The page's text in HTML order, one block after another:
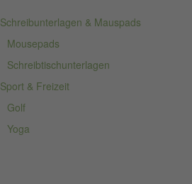
Schreibunterlagen & Mauspads
Mousepads
Schreibtischunterlagen
Sport & Freizeit
Golf
Yoga